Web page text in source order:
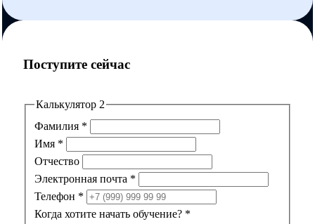
Поступите сейчас
Калькулятор 2
Фамилия *
Имя *
Отчество
Электронная почта *
Телефон *
Когда хотите начать обучение? *